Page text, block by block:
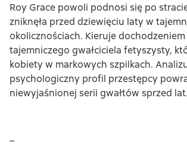
Roy Grace powoli podnosi się po
zniknęła przed dziewięciu laty w
okolicznościach. Kieruje
tajemniczego gwałciciela fetyszysty,
kobiety w markowych szpilkach.
psychologiczny profil przestępcy
niewyjaśnionej serii gwałtów sprzed lat.
–